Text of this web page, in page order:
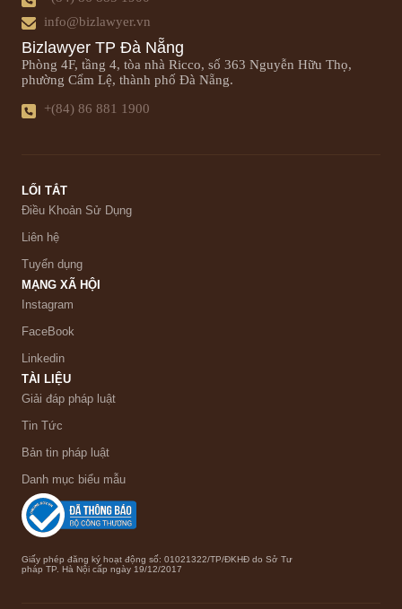
info@bizlawyer.vn
Bizlawyer TP Đà Nẵng
Phòng 4F, tầng 4, tòa nhà Ricco, số 363 Nguyễn Hữu Thọ,
phường Cẩm Lệ, thành phố Đà Nẵng.
+(84) 86 881 1900
LỐI TẮT
Điều Khoản Sử Dụng
Liên hệ
Tuyển dụng
MẠNG XÃ HỘI
Instagram
FaceBook
Linkedin
TÀI LIỆU
Giải đáp pháp luật
Tin Tức
Bản tin pháp luật
Danh mục biểu mẫu
Giấy phép đăng ký hoạt động số: 01021322/TP/ĐKHĐ do Sở Tư
pháp TP. Hà Nội cấp ngày 19/12/2017